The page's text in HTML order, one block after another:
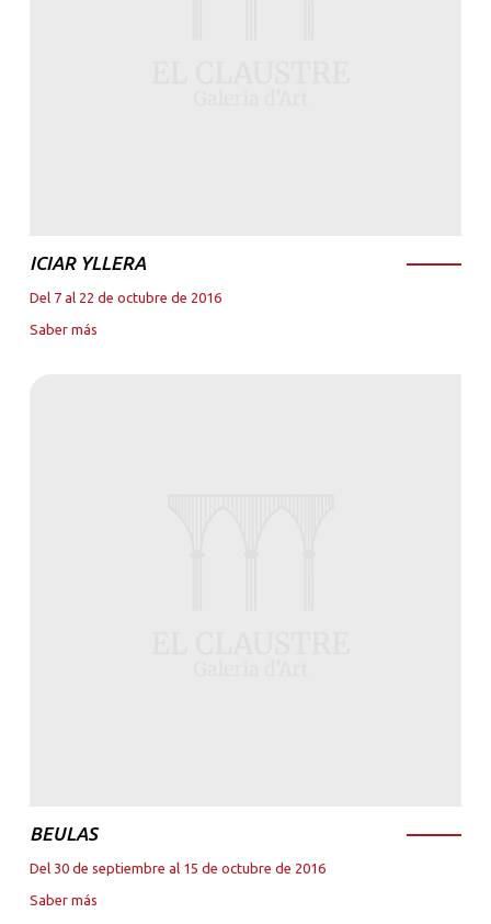
ICIAR YLLERA
Del 7 al 22 de octubre de 2016
Saber más
BEULAS
Del 30 de septiembre al 15 de octubre de 2016
Saber más